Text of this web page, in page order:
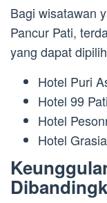
Bagi wisatawan
Pancur Pati,
yang dapat
Hotel Puri
Hotel 99 Pati
Hotel
Hotel